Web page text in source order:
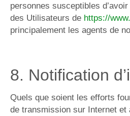
personnes susceptibles
des Utilisateurs de https://
principalement les agents de
8. Notification
Quels que soient les efforts
de transmission sur Internet et